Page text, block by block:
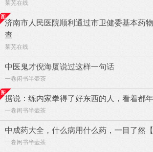
莱芜在线
济南市人民医院顺利通过市卫健委基本药
查
莱芜在线
中医鬼才倪海厦说过这样一句话
一卷闲书半壶茶
据说：练内家拳得了好东西的人，看着都年
一卷闲书半壶茶
中成药大全，什么病用什么药，一目了然【
一卷闲书半壶茶